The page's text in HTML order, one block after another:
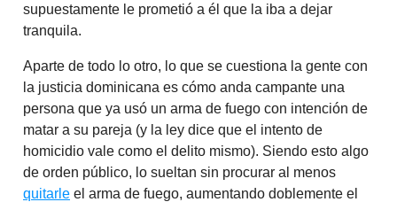
supuestamente le prometió a él que la iba a dejar
tranquila.
Aparte de todo lo otro, lo que se cuestiona la gente con
la justicia dominicana es cómo anda campante una
persona que ya usó un arma de fuego con intención de
matar a su pareja (y la ley dice que el intento de
homicidio vale como el delito mismo). Siendo esto algo
de orden público, lo sueltan sin procurar al menos
quitarle el arma de fuego, aumentando doblemente el